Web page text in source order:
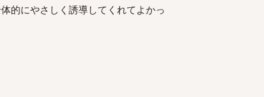
的にやさしく誘導してくれてよかっ